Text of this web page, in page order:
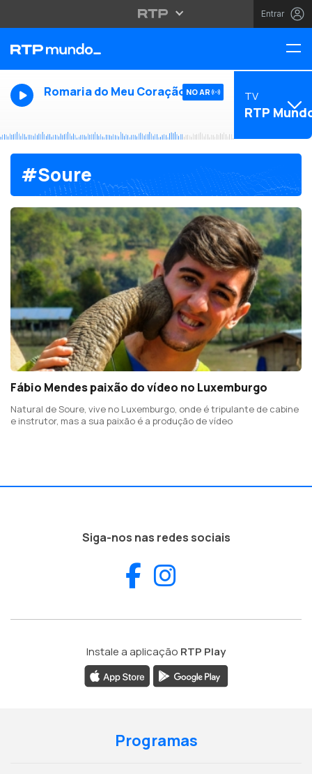
Entrar
Romaria do Meu Coração NO AR TV
RTP
#Soure
Fábio Mendes paixão do vídeo no Luxemburgo
Natural de Soure, vive no Luxemburgo, onde é tripulante de cabine
e instrutor, mas a sua paixão é a produção de vídeo
Siga-nos nas redes sociais
Facebook
Instale a aplicação RTP Play
Programas